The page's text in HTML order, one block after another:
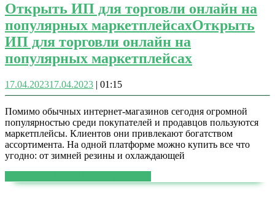
Открыть ИП для торговли онлайн на
популярных маркетплейсахОткрыть
ИП для торговли онлайн на
популярных маркетплейсах
17.04.202317.04.2023 | 01:15
Помимо обычных интернет-магазинов сегодня огромной
популярностью среди покупателей и продавцов пользуются
маркетплейсы. Клиентов они привлекают богатством
ассортимента. На одной платформе можно купить все что
угодно: от зимней резины и охлаждающей